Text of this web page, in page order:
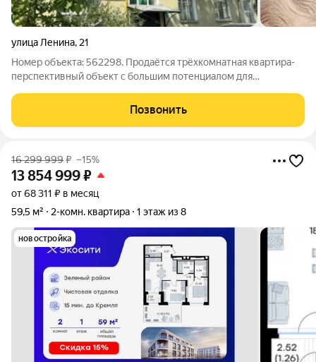
улица Ленина, 21
Номер объекта: 562298. Продаётся трёхкомнатная квартира-
перспективный объект с большим потенциалом для
72,9 Квартира расположена на 1 этаже удобный вариант как
для семей с детьми, так и для
Позвонить
16 299 999₽ –15%
13 854 999₽
от 68 311 ₽ в месяц
59,5 м²
2-комн. квартира 1 этаж из 8
новостройка